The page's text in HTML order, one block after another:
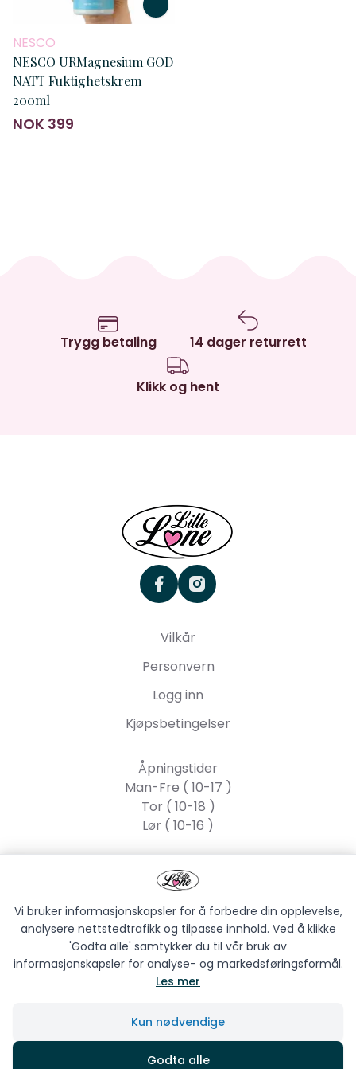
NESCO
NESCO URMagnesium GOD
NATT Fuktighetskrem
200ml
NOK 399
Trygg betaling 14 dager returrett
Klikk og hent
facebookinstagram
Vilkår
Personvern
Logg inn
Kjøpsbetingelser
Åpningstider
Man-Fre ( 10-17 )
Tor ( 10-18 )
Lør ( 10-16 )
Strandgata 55, 2317
Hamar
Siden driftes avShoplabs
Vi bruker informasjonskapsler for å forbedre din opplevelse,
analysere nettstedtrafikk og tilpasse innhold. Ved å klikke
'Godta alle' samtykker du til vår bruk av
informasjonskapsler for analyse- og markedsføringsformål.
Les mer
Kun nødvendige
Godta alle